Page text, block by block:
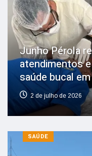
Junho Pérola
atendimentos
saúde bucal
2 de julho de 2026
SAÚDE